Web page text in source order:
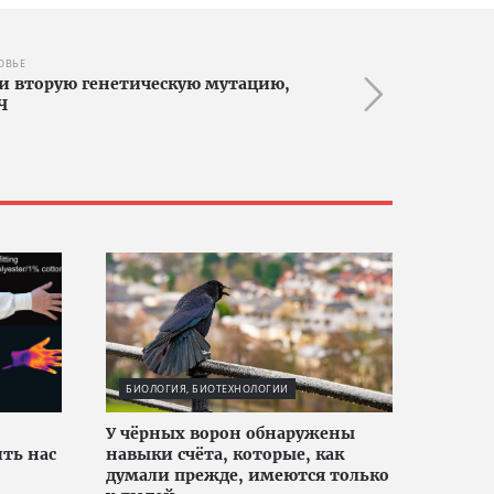
вторую генетическую мутацию,
нас
БИОЛОГИЯ, БИОТЕХНОЛОГИИ
У чёрных ворон обнаружены
навыки счёта, которые, как
думали прежде, имеются только